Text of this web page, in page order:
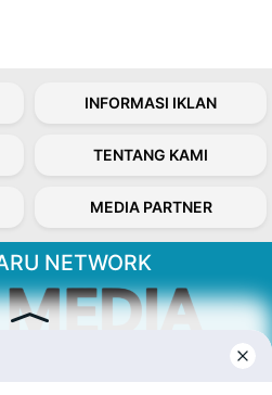
INFORMASI IKLAN
TENTANG KAMI
MEDIA PARTNER
NETWORK